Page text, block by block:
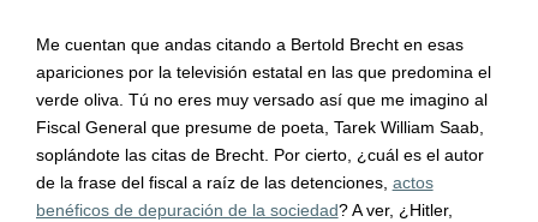
Me cuentan que andas citando a Bertold Brecht en esas
apariciones por la televisión estatal en las que predomina el
verde oliva. Tú no eres muy versado así que me imagino al
Fiscal General que presume de poeta, Tarek William Saab,
soplándote las citas de Brecht. Por cierto, ¿cuál es el autor
de la frase del fiscal a raíz de las detenciones, actos
benéficos de depuración de la sociedad? A ver, ¿Hitler,